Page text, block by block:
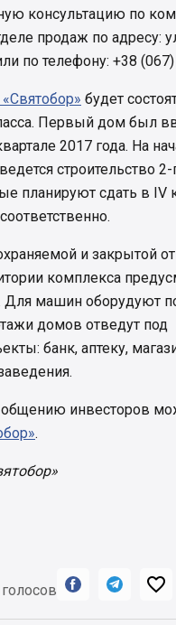
консультацию по
продаж по адресу:
по телефону: +38
будет
Первый дом был
2017 года. На
строительство 2-
планируют сдать в IV
и закрытой от
комплекса
Для машин оборудуют
домов отведут под
банк, аптеку,
общению инвесторов
.
  